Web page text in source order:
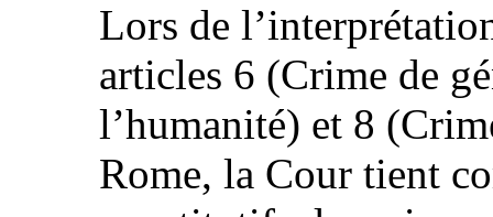
Lors de
articles 6 (Crime de
l’humanité) et 8
Rome, la Cour tient